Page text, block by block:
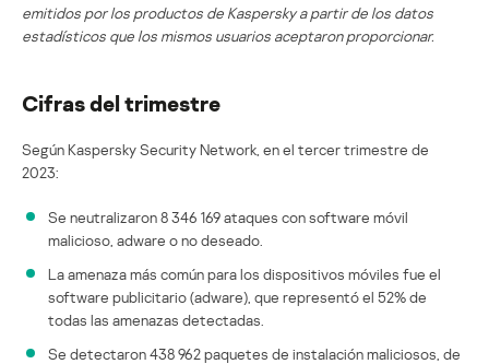
emitidos por los productos de Kaspersky a partir de los datos
estadísticos que los mismos usuarios aceptaron proporcionar.
Cifras del trimestre
Según Kaspersky Security Network, en el tercer trimestre de
2023:
Se neutralizaron 8 346 169 ataques con software móvil
malicioso, adware o no deseado.
La amenaza más común para los dispositivos móviles fue el
software publicitario (adware), que representó el 52% de
todas las amenazas detectadas.
Se detectaron 438 962 paquetes de instalación maliciosos, de